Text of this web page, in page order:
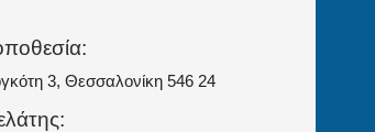
3, Θεσσαλονίκη 546 24